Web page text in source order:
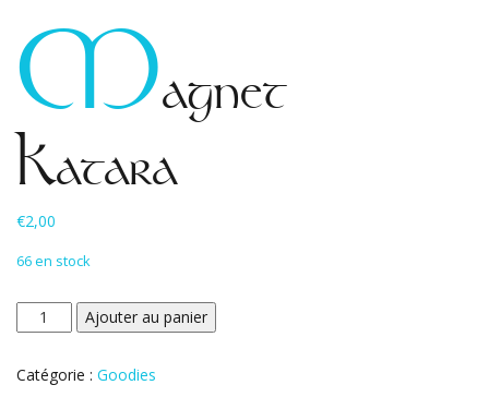
Magnet
Katara
€2,00
66 en stock
quantité
de
Katara
Ajouter au panier
Catégorie : Goodies